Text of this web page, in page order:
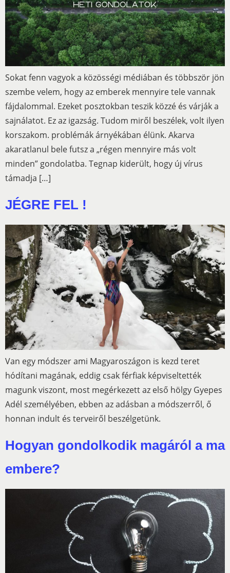
Sokat fenn vagyok a közösségi médiában és többször jön
szembe velem, hogy az emberek mennyire tele vannak
fájdalommal. Ezeket posztokban teszik közzé és várják a
sajnálatot. Ez az igazság. Tudom miről beszélek, volt ilyen
korszakom. problémák árnyékában élünk. Akarva
akaratlanul bele futsz a „régen mennyire más volt
minden” gondolatba. Tegnap kiderült, hogy új vírus
támadja […]
JÉGRE FEL !
Van egy módszer ami Magyaroszágon is kezd teret
hódítani magának, eddig csak férfiak képviseltették
magunk viszont, most megérkezett az első hölgy Gyepes
Adél személyében, ebben az adásban a módszerről, ő
honnan indult és terveiről beszélgetünk.
Hogyan gondolkodik magáról a ma
embere?